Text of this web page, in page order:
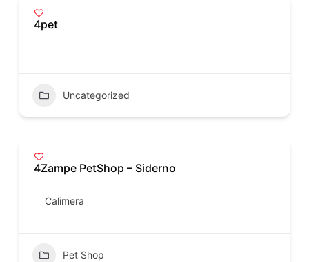
4pet
Uncategorized
4Zampe PetShop – Siderno
Calimera
Pet Shop